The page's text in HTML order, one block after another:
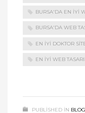
BURSA'DA EN IYI
BURSA'DA WEB
EN IYI DOKTOR
EN IYI WEB
PUBLISHED IN BLOG